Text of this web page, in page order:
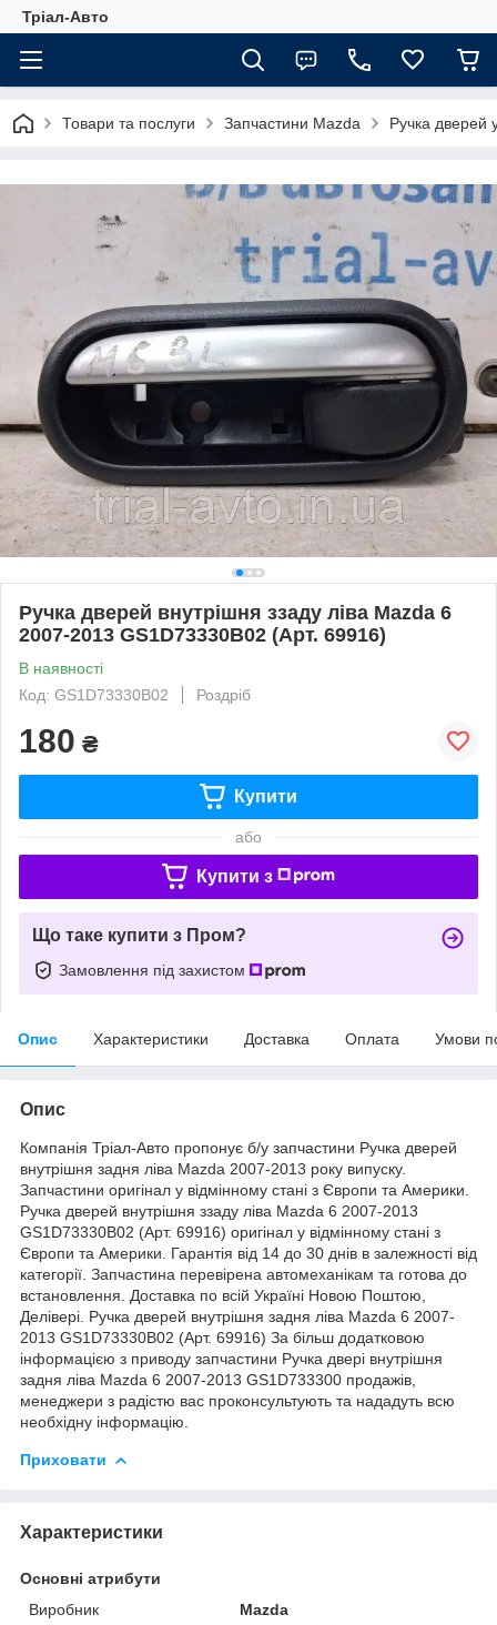
Тріал-Авто
Товари та послуги Запчастини Mazda Ручка дверей
Ручка дверей внутрішня ззаду ліва Mazda 6
2007-2013 GS1D73330B02 (Арт. 69916)
В наявності
Код: GS1D73330B02
Роздріб
180 ₴
Купити
або
Купити з
Що таке купити з Пром?
Замовлення під захистом
Опис Характеристики Доставка Оплата Умови
Опис
Компанія Тріал-Авто пропонує б/у запчастини Ручка дверей
внутрішня задня ліва Mazda 2007-2013 року випуску.
Запчастини оригінал у відмінному стані з Європи та Америки.
Ручка дверей внутрішня ззаду ліва Mazda 6 2007-2013
GS1D73330B02 (Арт. 69916) оригінал у відмінному стані з
Європи та Америки. Гарантія від 14 до 30 днів в залежності від
категорії. Запчастина перевірена автомеханікам та готова до
встановлення. Доставка по всій Україні Новою Поштою,
Делівері. Ручка дверей внутрішня задня ліва Mazda 6 2007-
2013 GS1D73330B02 (Арт. 69916) За більш додатковою
інформацією з приводу запчастини Ручка двері внутрішня
задня ліва Mazda 6 2007-2013 GS1D733300 продажів,
менеджери з радістю вас проконсультують та нададуть всю
необхідну інформацію.
Приховати
Характеристики
Основні атрибути
Виробник
Mazda